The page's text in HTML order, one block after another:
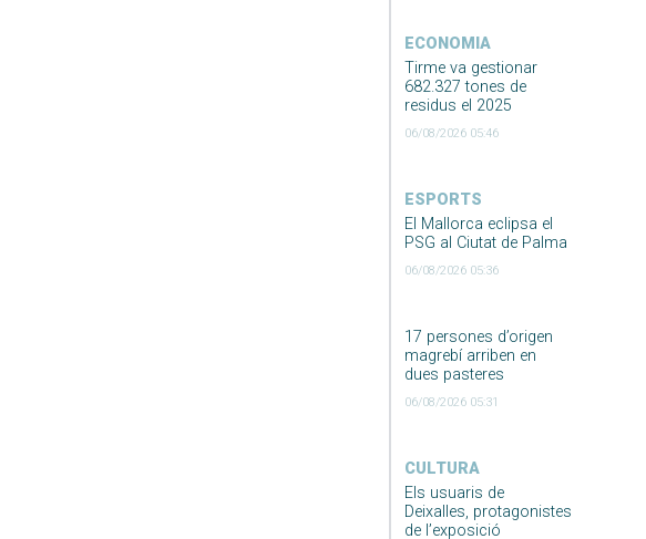
ECONOMIA
Tirme va gestionar
682.327 tones de
residus el 2025
06/08/2026 05:46
ESPORTS
El Mallorca eclipsa el
PSG al Ciutat de Palma
06/08/2026 05:36
17 persones d’origen
magrebí arriben en
dues pasteres
06/08/2026 05:31
CULTURA
Els usuaris de
Deixalles, protagonistes
de l’exposició